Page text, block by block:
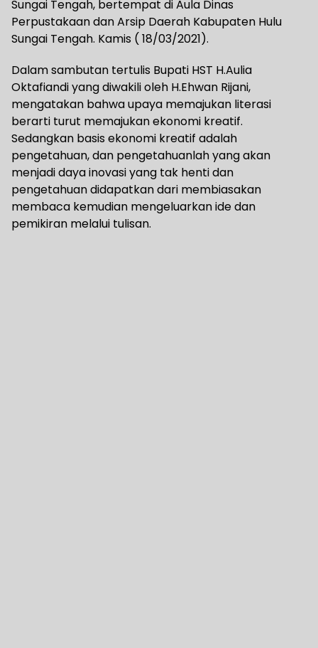
Sungai Tengah, bertempat di Aula Dinas
Perpustakaan dan Arsip Daerah Kabupaten Hulu
Sungai Tengah. Kamis ( 18/03/2021).
Dalam sambutan tertulis Bupati HST H.Aulia
Oktafiandi yang diwakili oleh H.Ehwan Rijani,
mengatakan bahwa upaya memajukan literasi
berarti turut memajukan ekonomi kreatif.
Sedangkan basis ekonomi kreatif adalah
pengetahuan, dan pengetahuanlah yang akan
menjadi daya inovasi yang tak henti dan
pengetahuan didapatkan dari membiasakan
membaca kemudian mengeluarkan ide dan
pemikiran melalui tulisan.